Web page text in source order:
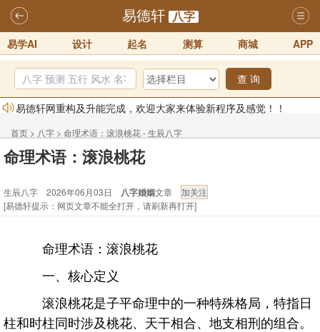
易德轩 八字
易学AI 设计 起名 测算 商城 APP
查 询
易德轩网重构及升能完成，欢迎大家来体验新程序及感觉！！
2025-07-01
2026年化太岁锦囊属马、鼠、牛、龙、兔、狗、鸡生肖化太岁开始预
2026丙午年铁笔居士精批年运说明
2025-10-12
易德轩首席风水大师铁笔居士简介！！
易德轩易学ai，ai批八字紫微命理相学，ai智能体客服系统开通，欢迎
体验！！
2025-07-01
首页 > 八字 > 命理术语：滚浪桃花 - 生辰八字
命理术语：滚浪桃花
生辰八字 2026年06月03日 八字婚姻文章
[易德轩提示：网页文章不能全打开，请刷新再打开]
命理术语：滚浪桃花
一、核心定义
滚浪桃花是子平命理中的一种特殊格局，特指日
柱和时柱同时涉及桃花、天干相合、地支相刑的组合。